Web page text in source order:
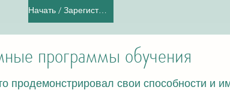
Начать / Зарегистрироваться
программы обучения
продемонстрировал свои способности и